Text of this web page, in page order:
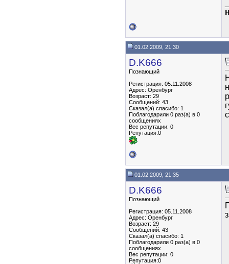
01.02.2009, 21:30
D.K666
Познающий
Регистрация: 05.11.2008
Адрес: Оренбург
Возраст: 29
Сообщений: 43
Сказал(а) спасибо: 1
Поблагодарили 0 раз(а) в 0
сообщениях
Вес репутации: 0
Репутация:0
01.02.2009, 21:35
D.K666
Познающий
Регистрация: 05.11.2008
Адрес: Оренбург
Возраст: 29
Сообщений: 43
Сказал(а) спасибо: 1
Поблагодарили 0 раз(а) в 0
сообщениях
Вес репутации: 0
Репутация:0